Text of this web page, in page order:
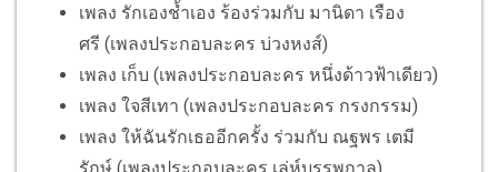
เพลง รักเองช้ำเอง ร้องร่วมกับ มานิดา เรือง
ศรี (เพลงประกอบละคร บ่วงหงส์)
เพลง เก็บ (เพลงประกอบละคร หนึ่งด้าวฟ้าเดียว)
เพลง ใจสีเทา (เพลงประกอบละคร กรงกรรม)
เพลง ให้ฉันรักเธออีกครั้ง ร่วมกับ ณฐพร เตมี